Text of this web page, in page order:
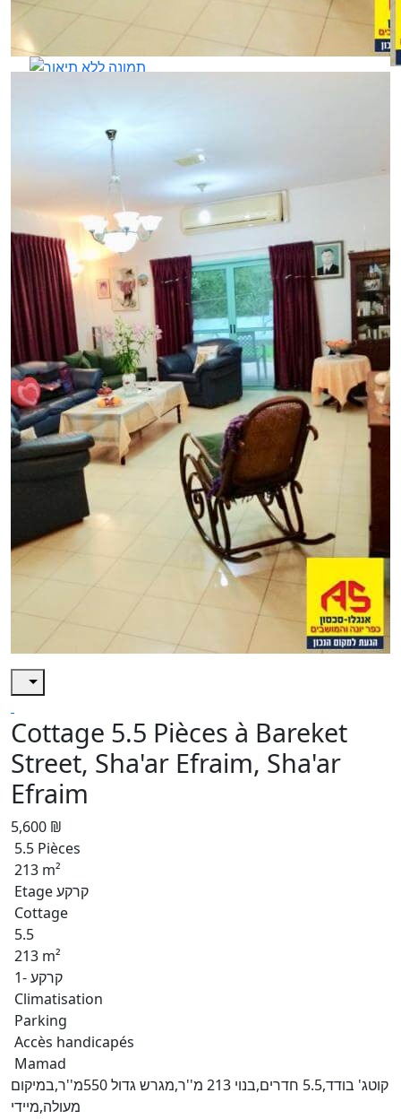
Cottage 5.5 Pièces à Bareket
Street, Sha'ar Efraim, Sha'ar
Efraim
5,600 ₪
5.5 Pièces
213 m²
Etage קרקע
Cottage
5.5
213 m²
קרקע -1
Climatisation
Parking
Accès handicapés
Mamad
קוטג' בודד,5.5 חדרים,בנוי 213 מ''ר,מגרש גדול 550מ''ר,במיקום
מעולה,מיידי